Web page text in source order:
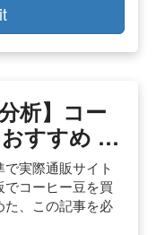
析】コー
おすすめ …
実際通販サイト
コーヒー豆を買
た、この記事を必